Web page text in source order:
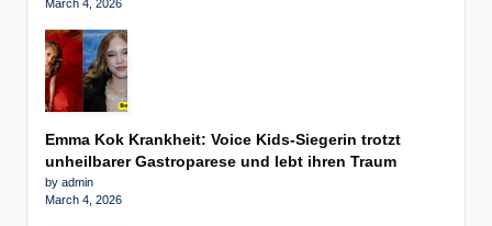
March 4, 2026
Emma Kok Krankheit: Voice Kids-Siegerin trotzt
unheilbarer Gastroparese und lebt ihren Traum
by admin
March 4, 2026